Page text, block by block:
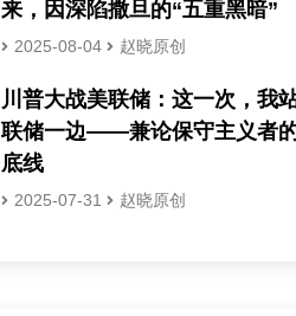
来，因深陷撒旦的“五重黑暗”
2025-08-04 赵晓原创
川普大战美联储：这一次，我
联储一边——兼论保守主义者
底线
2025-07-31 赵晓原创